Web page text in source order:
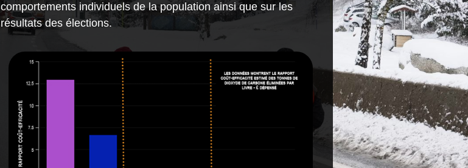
comportements individuels de la population ainsi que sur les
résultats des élections.